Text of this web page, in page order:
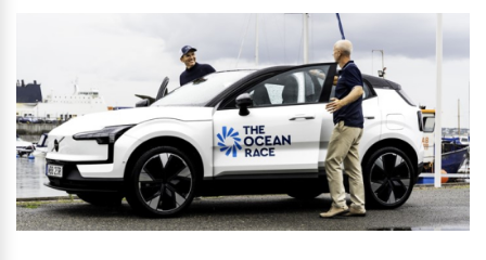
Gebrauchtwagen
Aktuelle Zubehörangebote
Zubehörkatalog
Aktuelle Serviceangebote
Unsere News & Events